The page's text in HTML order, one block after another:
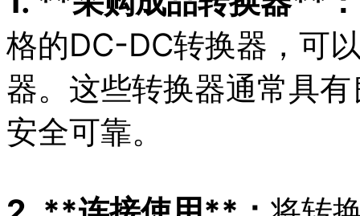
格的DC-DC转换器，可
器。这些转换器通常具
安全可靠。